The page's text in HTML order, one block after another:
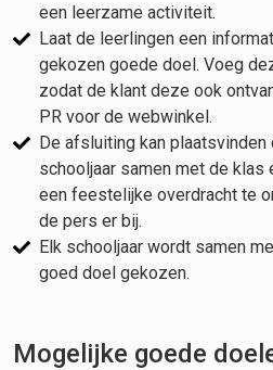
een leerzame activiteit.
Laat de leerlingen een
gekozen goede doel. Voeg
zodat de klant deze ook
PR voor de webwinkel.
De afsluiting kan plaatsvinden
schooljaar samen met de klas
een feestelijke overdracht te
de pers er bij.
Elk schooljaar wordt samen
goed doel gekozen.
Mogelijke goede